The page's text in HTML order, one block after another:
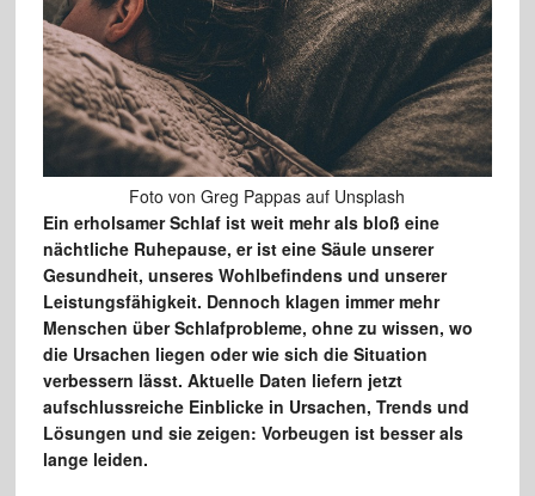
Foto von Greg Pappas auf Unsplash
Ein erholsamer Schlaf ist weit mehr als bloß eine
nächtliche Ruhepause, er ist eine Säule unserer
Gesundheit, unseres Wohlbefindens und unserer
Leistungsfähigkeit. Dennoch klagen immer mehr
Menschen über Schlafprobleme, ohne zu wissen, wo
die Ursachen liegen oder wie sich die Situation
verbessern lässt. Aktuelle Daten liefern jetzt
aufschlussreiche Einblicke in Ursachen, Trends und
Lösungen und sie zeigen: Vorbeugen ist besser als
lange leiden.